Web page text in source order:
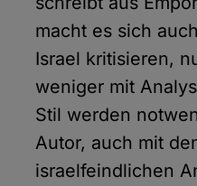
macht es sich
Israel kritisieren,
weniger mit
Stil werden
Autor, auch mit
israelfeindlichen